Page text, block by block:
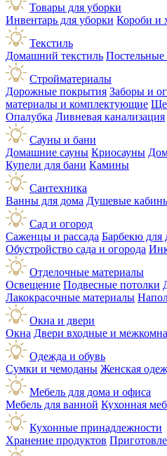
Товары для уборки
Инвентарь для уборки Короби и
Текстиль
Домашний текстиль Постельные
Стройматериалы
Дорожные покрытия Заборы и
материалы и комплектующие
Опалубка Ливневая канализация
Сауны и бани
Домашние сауны Криосауны
Купели для бани Камины
Сантехника
Ванны для дома Душевые
Сад и огород
Саженцы и рассада Барбекю для
Обустройство сада и огорода
Отделочные материалы
Освещение Подвесные потолки
Лакокрасочные материалы
Окна и двери
Окна Двери входные и
Одежда и обувь
Сумки и чемоданы Женская
Мебель для дома и офиса
Мебель для ванной Кухонная
Кухонные принадлежности
Хранение продуктов